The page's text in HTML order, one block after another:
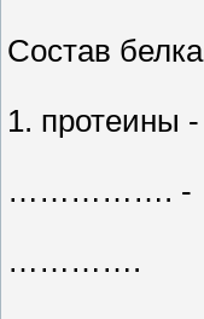
Состав белка
1. протеины -
……………. -
………….